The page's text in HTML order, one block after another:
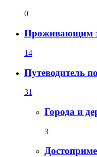
0
Проживающим
14
Путеводитель
31
Города и
3